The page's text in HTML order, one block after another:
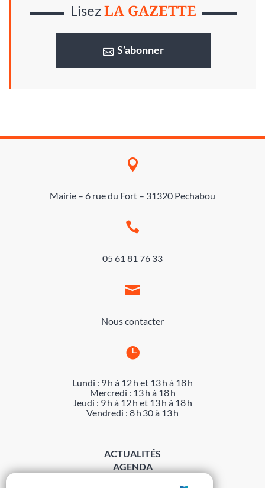
LisezLA GAZETTE
S’abonner

Mairie – 6 rue du Fort – 31320 Pechabou

05 61 81 76 33

Nous contacter

Lundi : 9 h à 12 h et 13 h à 18 h
Mercredi : 13 h à 18 h
Jeudi : 9 h à 12 h et 13 h à 18 h
Vendredi : 8 h 30 à 13 h
ACTUALITÉS
AGENDA